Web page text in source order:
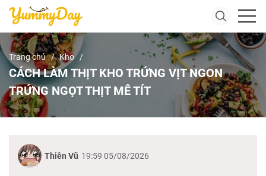
Trang chủ Kho
CÁCH LÀM THỊT KHO TRỨNG VỊT NGON
TRỨNG NGỌT THỊT MÊ TÍT
Thiên Vũ 19:59 05/08/2026